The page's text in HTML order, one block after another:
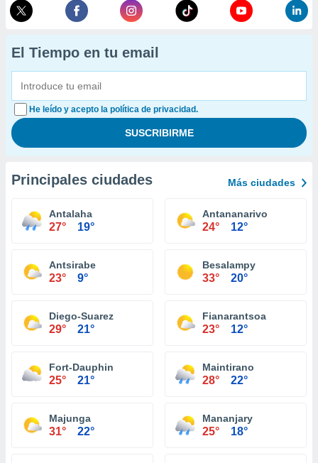
El Tiempo en tu email
He leído y acepto la política de privacidad.
Principales ciudades Más ciudades
Antalaha
27° 19°
Antananarivo
24° 12°
Antsirabe
23° 9°
Besalampy
33° 20°
Diego-Suarez
29° 21°
Fianarantsoa
23° 12°
Fort-Dauphin
25° 21°
Maintirano
28° 22°
Majunga
31° 22°
Mananjary
25° 18°